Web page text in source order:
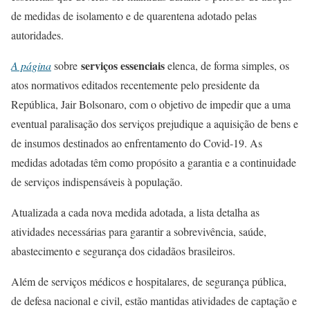
de medidas de isolamento e de quarentena adotado pelas
autoridades.
A páginasobre serviços essenciaiselenca, de forma simples, os
atos normativos editados recentemente pelo presidente da
República, Jair Bolsonaro, com o objetivo de impedir que a uma
eventual paralisação dos serviços prejudique a aquisição de bens e
de insumos destinados ao enfrentamento do Covid-19. As
medidas adotadas têm como propósito a garantia e a continuidade
de serviços indispensáveis à população.
Atualizada a cada nova medida adotada, a lista detalha as
atividades necessárias para garantir a sobrevivência, saúde,
abastecimento e segurança dos cidadãos brasileiros.
Além de serviços médicos e hospitalares, de segurança pública,
de defesa nacional e civil, estão mantidas atividades de captação e